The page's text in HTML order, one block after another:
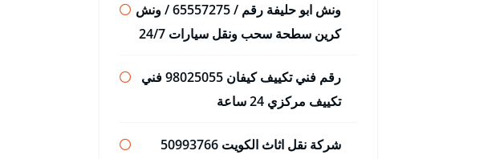
ونش ابو حليفة رقم / 65557275 / ونش
كرين سطحة سحب ونقل سيارات 24/7
رقم فني تكييف كيفان 98025055 فني
تكييف مركزي 24 ساعة
شركة نقل اثاث الكويت 50993766